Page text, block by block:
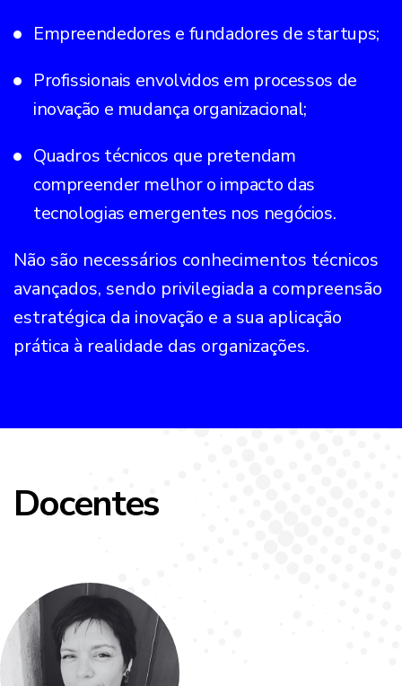
Empreendedores e fundadores de startups;
Profissionais envolvidos em processos de
inovação e mudança organizacional;
Quadros técnicos que pretendam
compreender melhor o impacto das
tecnologias emergentes nos negócios.
Não são necessários conhecimentos técnicos
avançados, sendo privilegiada a compreensão
estratégica da inovação e a sua aplicação
prática à realidade das organizações.
Docentes